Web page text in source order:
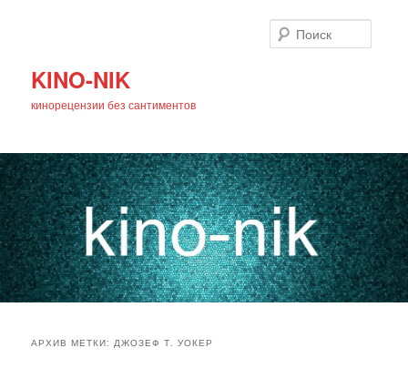
KINO-NIK
кинорецензии без сантиментов
АРХИВ МЕТКИ:ДЖОЗЕФ Т. УОКЕР